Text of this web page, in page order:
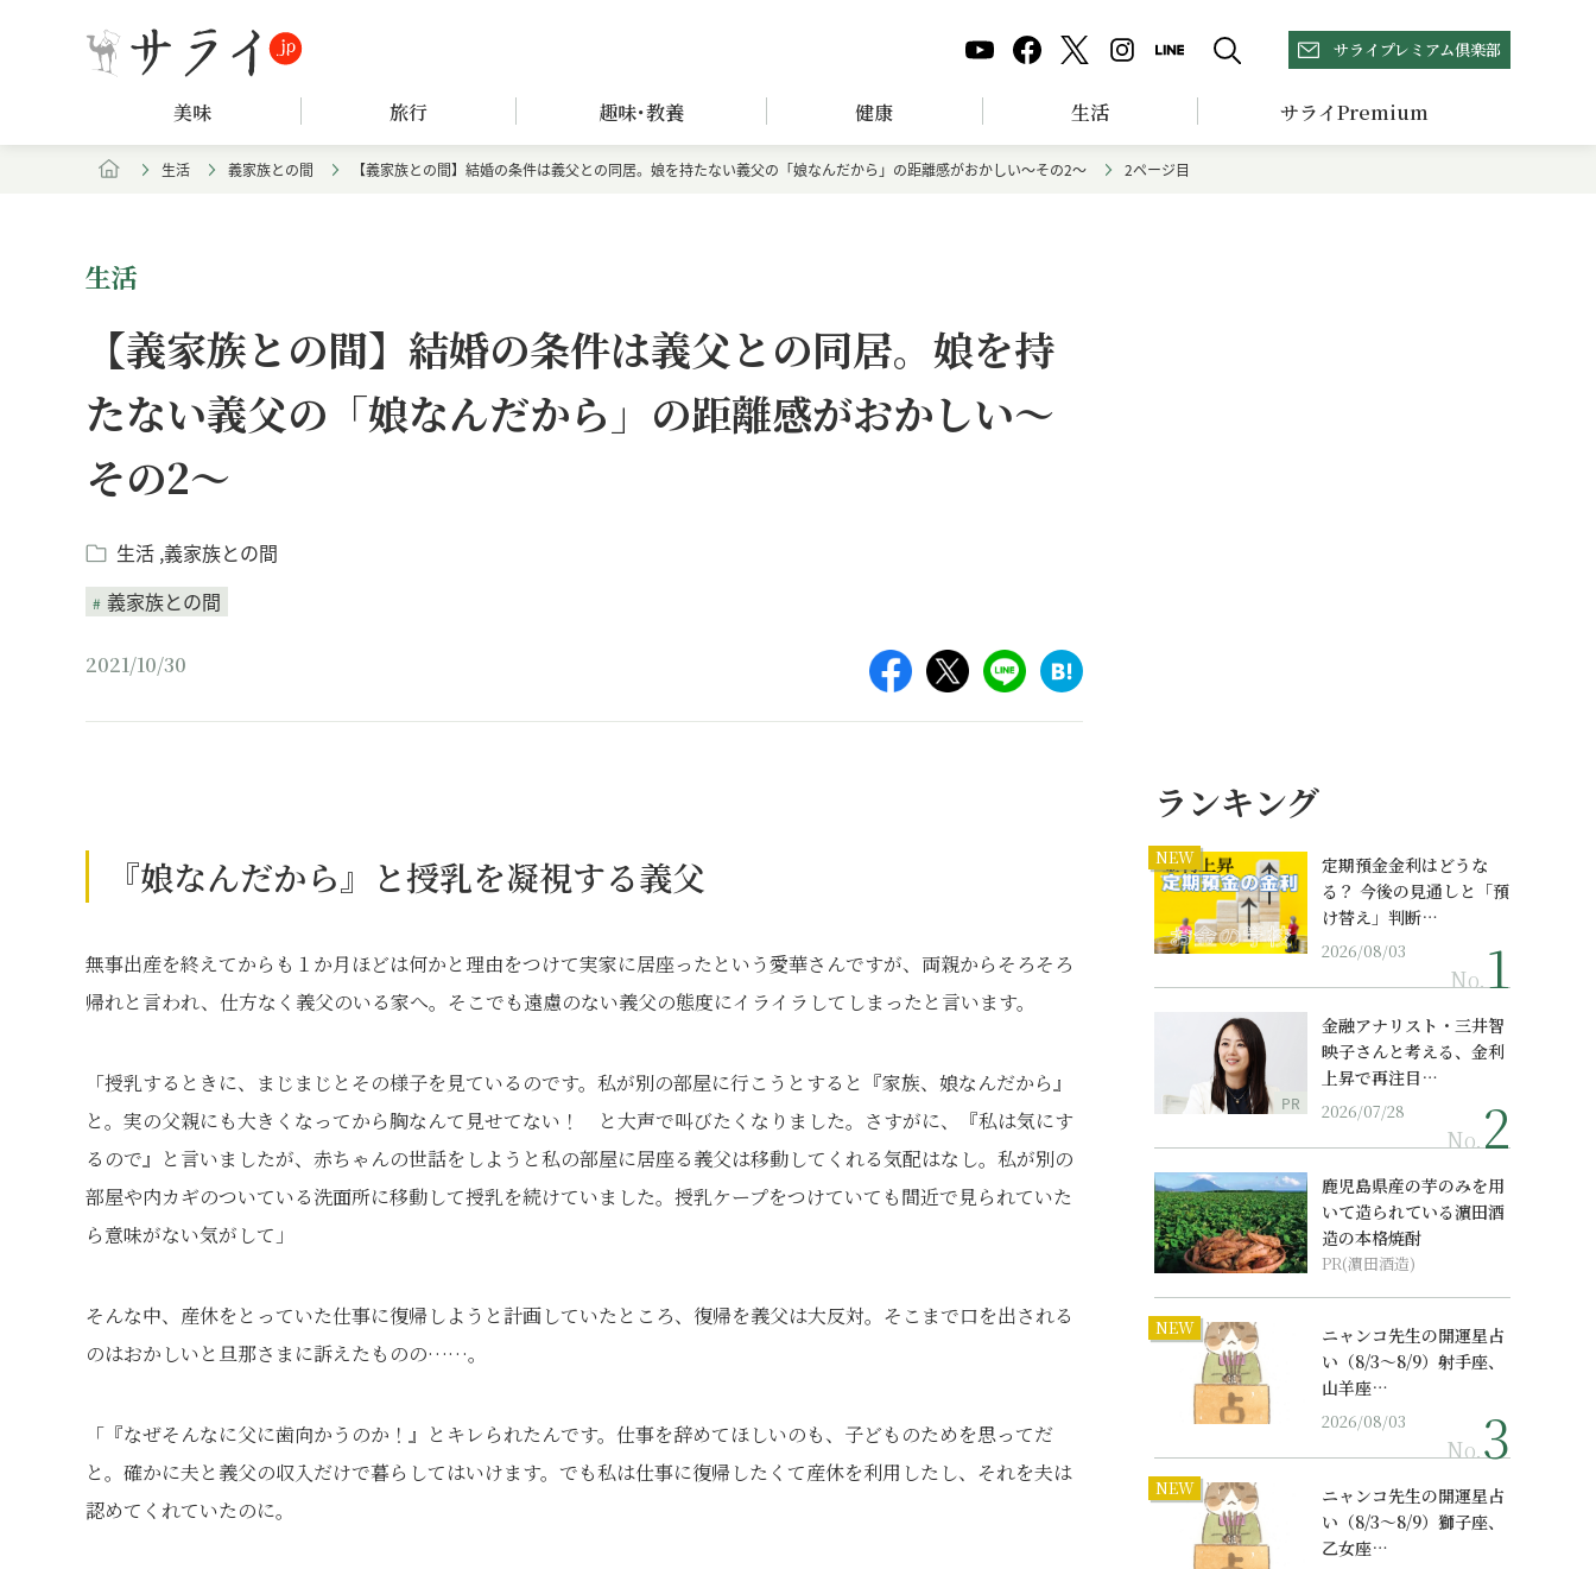
サライプレミアム倶楽部
美味 旅行 趣味･教養 健康 生活 サライPremium
生活 義家族との間 【義家族との間】結婚の条件は義父との同居。娘を持たない義父の「娘なんだから」の距離感がおかしい～その2～ 2ページ目
生活
【義家族との間】結婚の条件は義父との同居。娘を持
たない義父の「娘なんだから」の距離感がおかしい～
その2～
生活 義家族との間
義家族との間
2021/10/30
『娘なんだから』と授乳を凝視する義父
無事出産を終えてからも１か月ほどは何かと理由をつけて実家に居座ったという愛華さんですが、両親からそろそろ
帰れと言われ、仕方なく義父のいる家へ。そこでも遠慮のない義父の態度にイライラしてしまったと言います。
「授乳するときに、まじまじとその様子を見ているのです。私が別の部屋に行こうとすると『家族、娘なんだから』
と。実の父親にも大きくなってから胸なんて見せてない！ と大声で叫びたくなりました。さすがに、『私は気にす
るので』と言いましたが、赤ちゃんの世話をしようと私の部屋に居座る義父は移動してくれる気配はなし。私が別の
部屋や内カギのついている洗面所に移動して授乳を続けていました。授乳ケープをつけていても間近で見られていた
ら意味がない気がして」
そんな中、産休をとっていた仕事に復帰しようと計画していたところ、復帰を義父は大反対。そこまで口を出される
のはおかしいと旦那さまに訴えたものの……。
「『なぜそんなに父に歯向かうのか！』とキレられたんです。仕事を辞めてほしいのも、子どものためを思ってだ
と。確かに夫と義父の収入だけで暮らしてはいけます。でも私は仕事に復帰したくて産休を利用したし、それを夫は
認めてくれていたのに。
ランキング
NEW
定期預金金利はどうな
る？ 今後の見通しと「預
け替え」判断…
2026/08/03
No.
PR
金融アナリスト・三井智
映子さんと考える、金利
上昇で再注目…
2026/07/28
No.
鹿児島県産の芋のみを用
いて造られている濵田酒
造の本格焼酎
PR(濵田酒造)
NEW
ニャンコ先生の開運星占
い（8/3～8/9）射手座、
山羊座…
2026/08/03
No.
NEW
ニャンコ先生の開運星占
い（8/3～8/9）獅子座、
乙女座…